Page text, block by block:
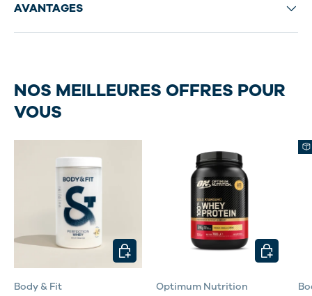
AVANTAGES
NOS MEILLEURES OFFRES POUR
VOUS
Body & Fit
CHOISIR LES OPTIONS
Optimum Nutrition
CHOISIR